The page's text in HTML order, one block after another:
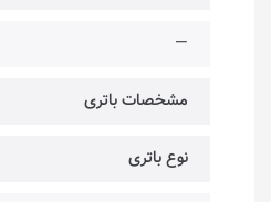
—
مشخصات باتری
نوع باتری